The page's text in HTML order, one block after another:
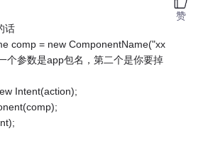
话
comp = new ComponentName("xx
个参数是app包名，第二个是你要掉
Intent(action);
赞